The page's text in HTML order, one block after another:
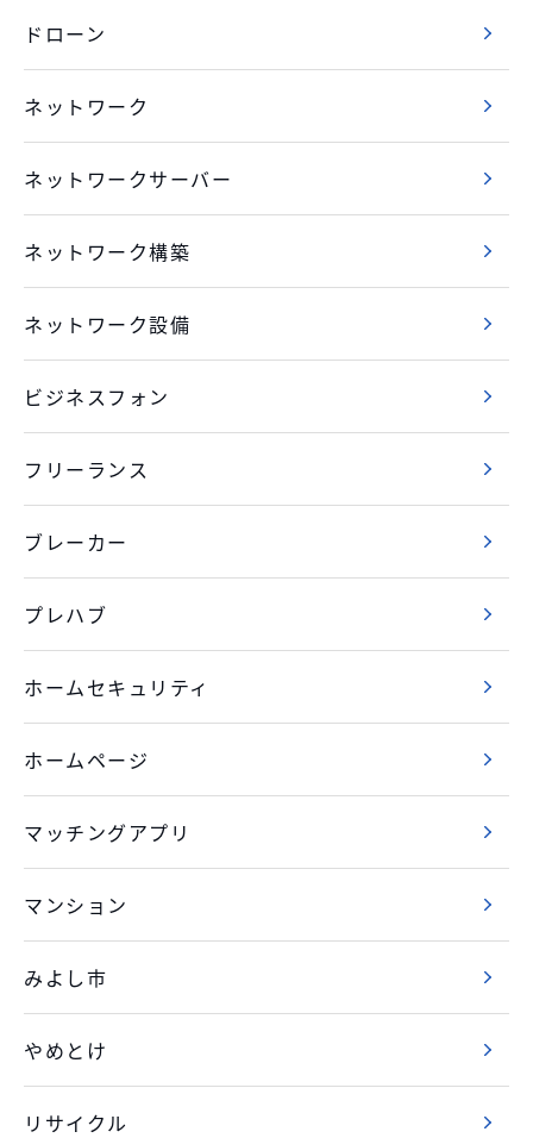
ドローン
ネットワーク
ネットワークサーバー
ネットワーク構築
ネットワーク設備
ビジネスフォン
フリーランス
ブレーカー
プレハブ
ホームセキュリティ
ホームページ
マッチングアプリ
マンション
みよし市
やめとけ
リサイクル